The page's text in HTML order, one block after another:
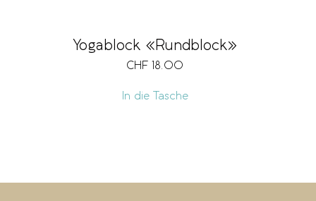
Yogablock «Rundblock»
CHF 18.00
In die Tasche